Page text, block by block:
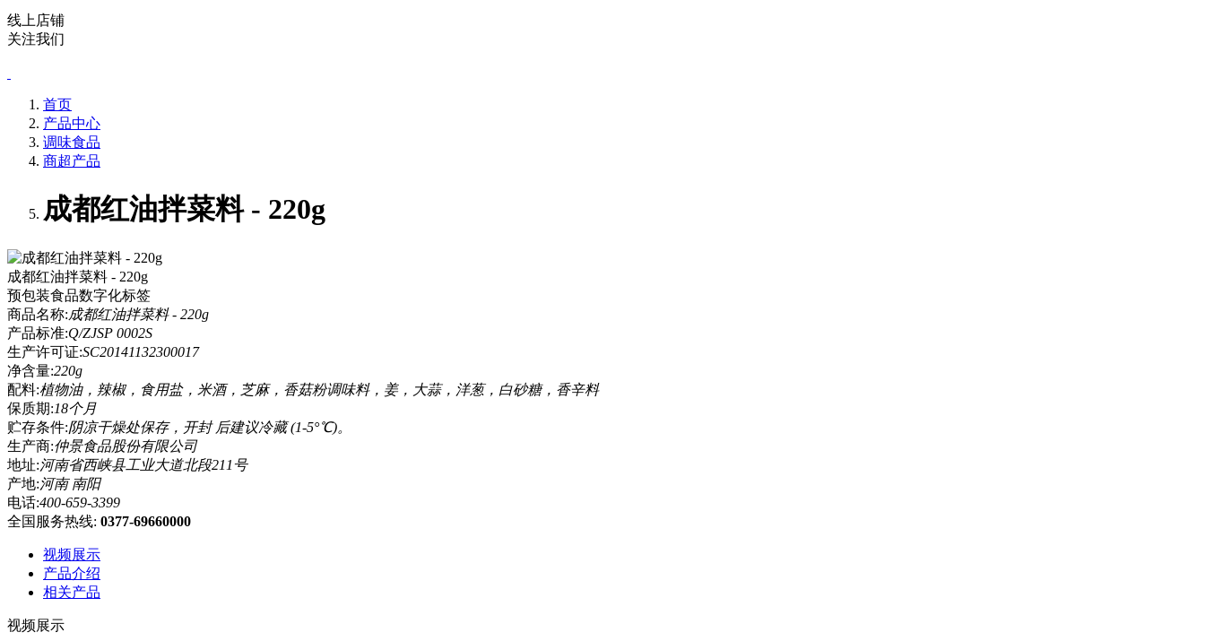
线上店铺
关注我们
首页
产品中心
调味食品
商超产品
成都红油拌菜料 - 220g
成都红油拌菜料 - 220g
预包装食品数字化标签
商品名称:成都红油拌菜料 - 220g
产品标准:Q/ZJSP 0002S
生产许可证:SC20141132300017
净含量:220g
配料:植物油，辣椒，食用盐，米酒，芝麻，香菇粉调味料，姜，大蒜，洋葱，白砂糖，香辛料
保质期:18个月
贮存条件:阴凉干燥处保存，开封 后建议冷藏 (1-5°℃)。
生产商:仲景食品股份有限公司
地址:河南省西峡县工业大道北段211号
产地:河南 南阳
电话:400-659-3399
全国服务热线: 0377-69660000
视频展示
产品介绍
相关产品
视频展示